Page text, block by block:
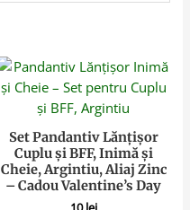
Set Pandantiv Lănțișor
Cuplu și BFF, Inimă și
Cheie, Argintiu, Aliaj Zinc
– Cadou Valentine’s Day